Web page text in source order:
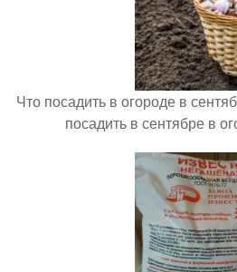
Что посадить в огороде в
посадить в сентябре в